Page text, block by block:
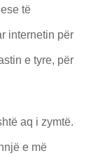
të
internetin për
e tyre, për
aq i zymtë.
e më